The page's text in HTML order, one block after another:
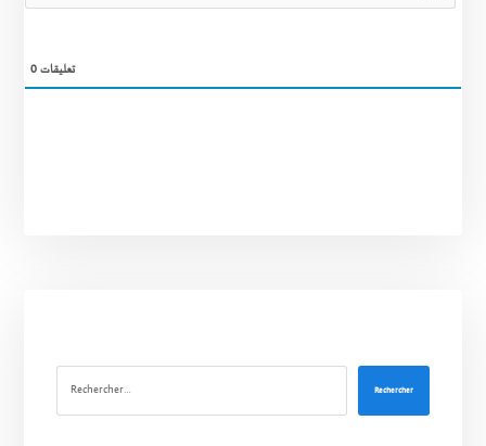
0تعليقات
Rechercher